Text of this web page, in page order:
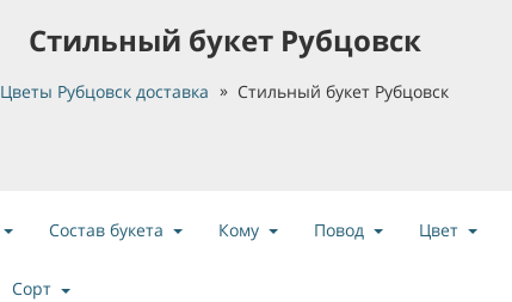
Стильный букет Рубцовск
Цветы Рубцовск доставка Стильный букет Рубцовск
Состав букета Кому Повод Цвет
Сорт